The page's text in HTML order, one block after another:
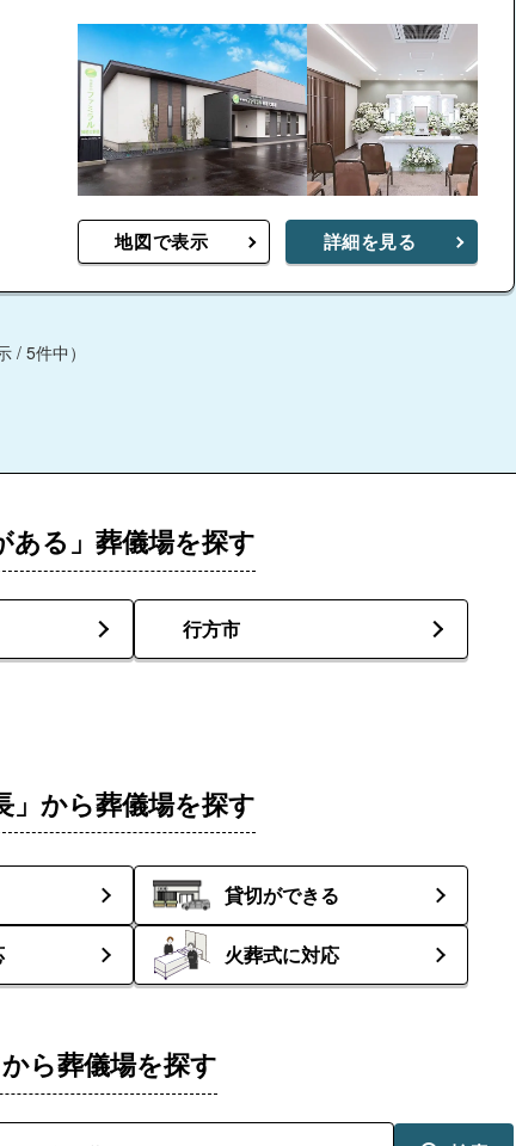
地図で表示 詳細を見る
/ 5件中）
ある」葬儀場を探す
行方市
」から葬儀場を探す
貸切ができる
火葬式に対応
ら葬儀場を探す